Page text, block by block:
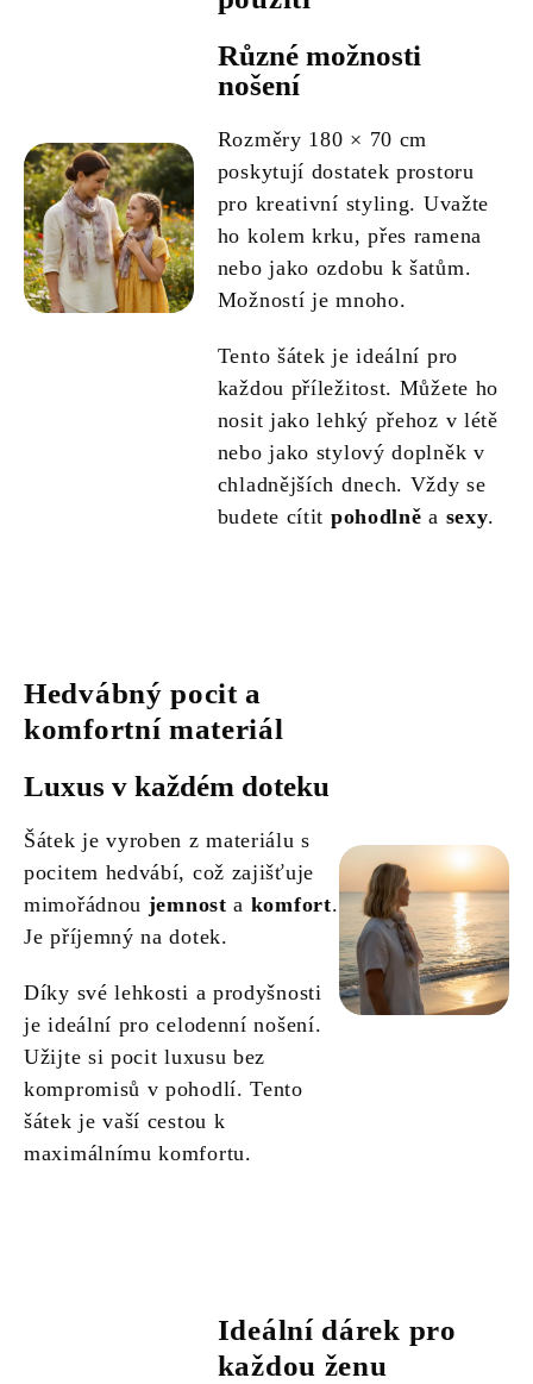
Různé možnosti
nošení
Rozměry 180 × 70 cm
poskytují dostatek prostoru
pro kreativní styling. Uvažte
ho kolem krku, přes ramena
nebo jako ozdobu k šatům.
Možností je mnoho.
Tento šátek je ideální pro
každou příležitost. Můžete ho
nosit jako lehký přehoz v létě
nebo jako stylový doplněk v
chladnějších dnech. Vždy se
budete cítit pohodlně a sexy.
Hedvábný pocit a
komfortní materiál
Luxus v každém doteku
Šátek je vyroben z materiálu s
pocitem hedvábí, což zajišťuje
mimořádnou jemnost a komfort.
Je příjemný na dotek.
Díky své lehkosti a prodyšnosti
je ideální pro celodenní nošení.
Užijte si pocit luxusu bez
kompromisů v pohodlí. Tento
šátek je vaší cestou k
maximálnímu komfortu.
Ideální dárek pro
každou ženu